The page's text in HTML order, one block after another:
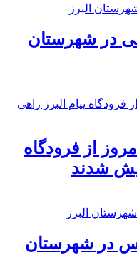
صنفی در شهرستان
از فرودگاه
شدند
در شهرستان